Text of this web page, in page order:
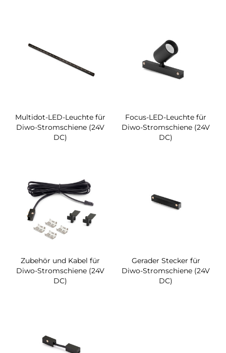
Multidot-LED-Leuchte für
Diwo-Stromschiene (24V
DC)
Focus-LED-Leuchte für
Diwo-Stromschiene (24V
DC)
Zubehör und Kabel für
Diwo-Stromschiene (24V
DC)
Gerader Stecker für
Diwo-Stromschiene (24V
DC)